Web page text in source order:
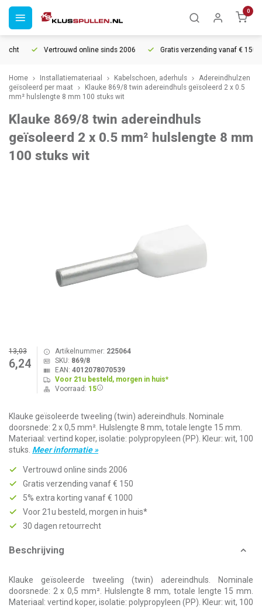
0
Vertrouwd online sinds 2006 Gratis verzending vanaf € 150
Home Installatiemateriaal Kabelschoen, aderhuls
Adereindhulzen
geïsoleerd per maat
Klauke 869/8 twin adereindhuls geïsoleerd 2 x 0.5
mm² hulslengte 8 mm 100 stuks wit
Klauke 869/8 twin adereindhuls
geïsoleerd 2 x 0.5 mm² hulslengte 8 mm
100 stuks wit
13,03
6,24
Artikelnummer: 225064
SKU: 869/8
EAN: 4012078070539
Voor 21u besteld, morgen in huis*
Voorraad: 15
Klauke geïsoleerde tweeling (twin) adereindhuls. Nominale
doorsnede: 2 x 0,5 mm². Hulslengte 8 mm, totale lengte 15 mm.
Materiaal: vertind koper, isolatie: polypropyleen (PP). Kleur: wit, 100
stuks. Meer informatie »
Vertrouwd online sinds 2006
Gratis verzending vanaf € 150
5% extra korting vanaf € 1000
Voor 21u besteld, morgen in huis*
30 dagen retourrecht
Beschrijving
Klauke geïsoleerde tweeling (twin) adereindhuls. Nominale
doorsnede: 2 x 0,5 mm². Hulslengte 8 mm, totale lengte 15 mm.
Materiaal: vertind koper, isolatie: polypropyleen (PP). Kleur: wit, 100